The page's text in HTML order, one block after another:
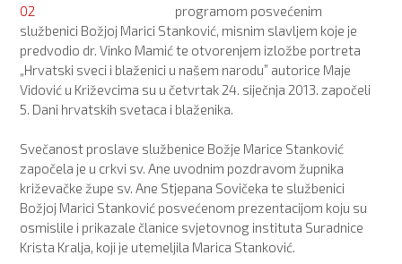
programom posvećenim
službenici Božjoj Marici Stanković, misnim slavljem koje je
predvodio dr. Vinko Mamić te otvorenjem izložbe portreta
„Hrvatski sveci i blaženici u našem narodu” autorice Maje
Vidović u Križevcima su u četvrtak 24. siječnja 2013. započeli
5. Dani hrvatskih svetaca i blaženika.
Svečanost proslave službenice Božje Marice Stanković
započela je u crkvi sv. Ane uvodnim pozdravom župnika
križevačke župe sv. Ane Stjepana Sovičeka te službenici
Božjoj Marici Stanković posvećenom prezentacijom koju su
osmislile i prikazale članice svjetovnog instituta Suradnice
Krista Kralja, koji je utemeljila Marica Stanković.